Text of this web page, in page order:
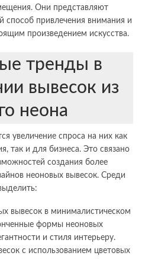
Они представляют
способ привлечения внимания и
произведением искусства.
тренды в
вывесок из
неона
увеличение спроса на них как
так и для бизнеса. Это связано
создания более
неоновых вывесок. Среди
вывесок в минималистическом
формы неоновых
и стиля интерьеру.
с использованием цветовых